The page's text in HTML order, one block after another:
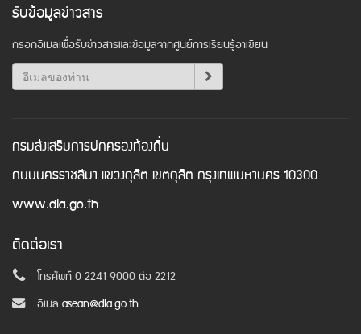
รับข้อมูลข่าวสาร
กรอกอีเมลเพื่อรับข่าวสารและข้อมูลจากศูนย์การเรียนรู้อาเซียน
กรมส่งเสริมการปกครองท้องถิ่น
ถนนนครราชสีมา แขวงดุสิต เขตดุสิต กรุงเทพมหานคร 10300
www.dla.go.th
ติดต่อเรา
โทรศัพท์ 0 2241 9000 ต่อ 2212
อีเมล asean@dla.go.th